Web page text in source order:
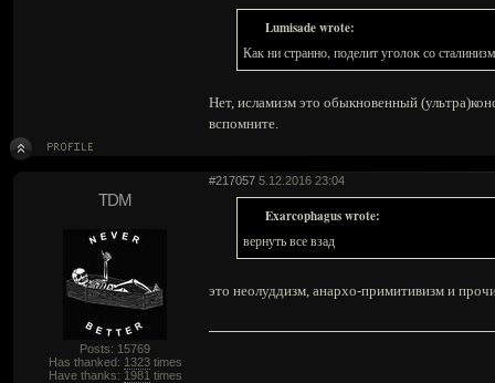
Lumisade wrote:
Как ни странно, поделит уголок со
Нет, исламизм это обыкновенный
вспомните.
#217057 5.12.2016 23:04
TDM
Posts: 15769
Has thanked: 1323times
Have thanks: 1981 times
Exarcophagus wrote:
вернуть все взад
это неолуддизм, анархо-примитивизм и